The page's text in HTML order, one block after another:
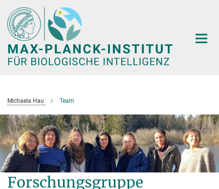
Hauptinhalt
Michaela Hau Team
Forschungsgruppe